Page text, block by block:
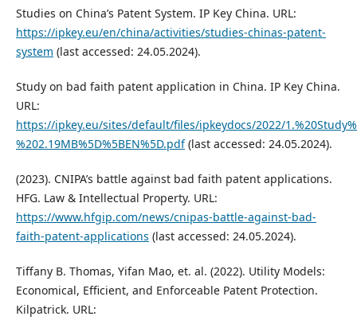
Studies on China’s Patent System. IP Key China. URL:
https://ipkey.eu/en/china/activities/studies-chinas-patent-
system (last accessed: 24.05.2024).
Study on bad faith patent application in China. IP Key China.
URL:
https://ipkey.eu/sites/default/files/ipkeydocs/2022/
%202.19MB%5D%5BEN%5D.pdf(last accessed: 24.05.2024).
(2023). CNIPA’s battle against bad faith patent applications.
HFG. Law & Intellectual Property. URL:
https://www.hfgip.com/news/cnipas-battle-against-bad-
faith-patent-applications (last accessed: 24.05.2024).
Tiffany B. Thomas, Yifan Mao, et. al. (2022). Utility Models:
Economical, Efficient, and Enforceable Patent Protection.
Kilpatrick. URL: